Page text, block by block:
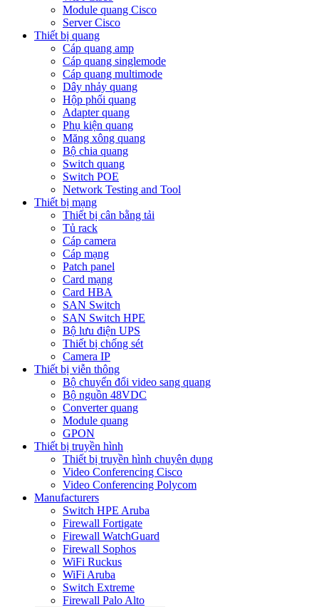
Module quang Cisco
Server Cisco
Thiết bị quang
Cáp quang amp
Cáp quang singlemode
Cáp quang multimode
Dây nhảy quang
Hộp phối quang
Adapter quang
Phụ kiện quang
Măng xông quang
Bộ chia quang
Switch quang
Switch POE
Network Testing and Tool
Thiết bị mạng
Thiết bị cân bằng tải
Tủ rack
Cáp camera
Cáp mạng
Patch panel
Card mạng
Card HBA
SAN Switch
SAN Switch HPE
Bộ lưu điện UPS
Thiết bị chống sét
Camera IP
Thiết bị viễn thông
Bộ chuyển đổi video sang quang
Bộ nguồn 48VDC
Converter quang
Module quang
GPON
Thiết bị truyền hình
Thiết bị truyền hình chuyên dụng
Video Conferencing Cisco
Video Conferencing Polycom
Manufacturers
Switch HPE Aruba
Firewall Fortigate
Firewall WatchGuard
Firewall Sophos
WiFi Ruckus
WiFi Aruba
Switch Extreme
Firewall Palo Alto